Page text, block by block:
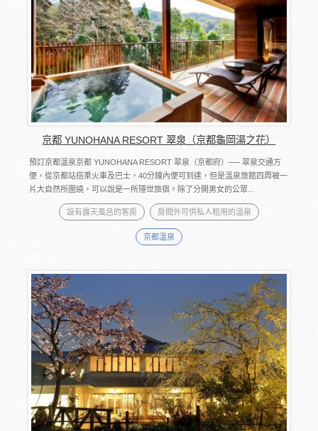
京都 YUNOHANA RESORT 翠泉（京都龜岡湯之花）
預訂京都溫泉京都 YUNOHANA RESORT 翠泉（京都府）── 翠泉交通方
便，從京都站搭乘火車及巴士，40分鐘內便可到達，但是溫泉旅館四周被一
片大自然所圍繞，可以說是一所隱世旅宿。除了分開男女的公眾...
設有露天風呂的客房 房間外可供私人租用的溫泉
京都溫泉